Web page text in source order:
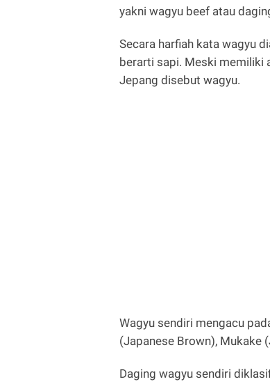
yakni wagyu beef atau
Secara harfiah kata wagyu
berarti sapi. Meski memiliki
Jepang disebut wagyu.
Wagyu sendiri mengacu
(Japanese Brown), Mukake
Daging wagyu sendiri